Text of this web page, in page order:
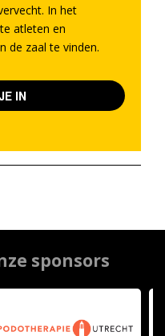
In het
atleten en
de zaal te vinden.
IN
sponsors